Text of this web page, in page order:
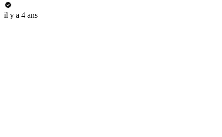
il y a 4 ans